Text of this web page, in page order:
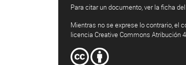
Para citar un documento, ver la ficha
Mientras no se exprese lo contrario, el
licencia Creative Commons Atribución